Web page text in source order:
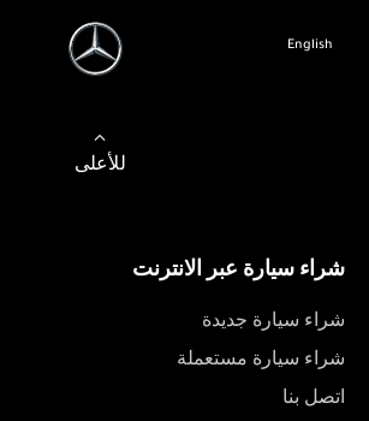
English
للأعلى
شراء سيارة عبر الانترنت
شراء سيارة جديدة
شراء سيارة مستعملة
اتصل بنا